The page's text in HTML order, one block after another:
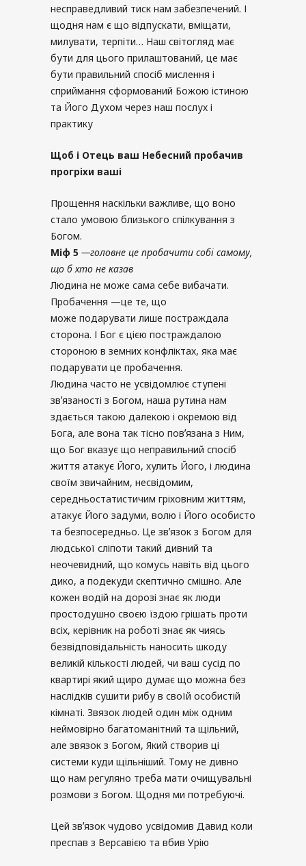
несправедливий тиск нам забезпечений. І
щодня нам є що відпускати, вміщати,
милувати, терпіти… Наш світогляд має
бути для цього прилаштований, це має
бути правильний спосіб мислення і
сприймання сформований Божою істиною
та Його Духом через наш послух і
практику
Щоб і Отець ваш Небесний пробачив
прогріхи ваші
Прощення наскільки важливе, що воно
стало умовою близького спілкування з
Богом.
Міф 5 —головне це пробачити собі самому,
що б хто не казав
Людина не може сама себе вибачати.
Пробачення —це те, що
може подарувати лише постраждала
сторона. І Бог є цією постраждалою
стороною в земних конфліктах, яка має
подарувати це пробачення.
Людина часто не усвідомлює ступені
звʼязаності з Богом, наша рутина нам
здається такою далекою і окремою від
Бога, але вона так тісно повʼязана з Ним,
що Бог вказує що неправильний спосіб
життя атакує Його, хулить Його, і людина
своїм звичайним, несвідомим,
середньостатистичим гріховним життям,
атакує Його задуми, волю і Його особисто
та безпосередньо. Це звʼязок з Богом для
людської сліпоти такий дивний та
неочевидний, що комусь навіть від цього
дико, а подекуди скептично смішно. Але
кожен водій на дорозі знає як люди
простодушно своєю їздою грішать проти
всіх, керівник на роботі знає як чиясь
безвідповідальність наносить шкоду
великій кількості людей, чи ваш сусід по
квартирі який щиро думає що можна без
наслідків сушити рибу в своїй особистій
кімнаті. Звязок людей один між одним
неймовірно багатоманітний та щільний,
але звязок з Богом, Який створив ці
системи куди щільніший. Тому не дивно
що нам регуляно треба мати очищувальні
розмови з Богом. Щодня ми потребуючі.
Цей звʼязок чудово усвідомив Давид коли
преспав з Версавією та вбив Урію